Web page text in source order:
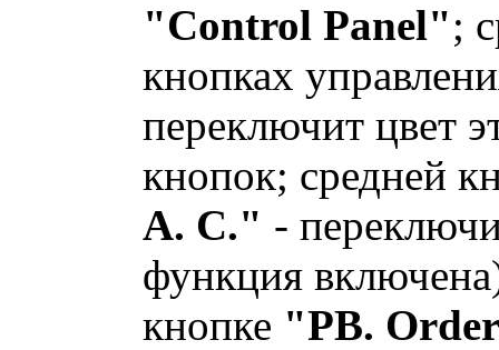
"Control Panel";
кнопках
переключит цвет
кнопок; средней
A. C." -
функция
кнопке "PB.